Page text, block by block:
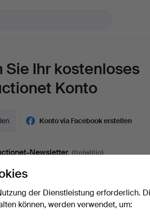
Sie Ihr kostenloses
Konto
Konto via Facebook erstellen
Newsletter. (freiwillig)
Objekten und Inspiration. Sie können das
falls Sie nicht mehr interessiert sind.
und akzeptiere
die
Datenschutzerklärung
zur Kenntnis
der Dienstleistung erforderlich.
können, werden verwendet, um: